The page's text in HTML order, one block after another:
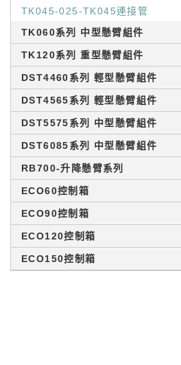
TK045-025-TK045連接管
TK060系列 中型懸臂組件
TK120系列 重型懸臂組件
DST4460系列 輕型懸臂組件
DST4565系列 輕型懸臂組件
DST5575系列 中型懸臂組件
DST6085系列 中型懸臂組件
RB700-升降懸臂系列
ECO60控制箱
ECO90控制箱
ECO120控制箱
ECO150控制箱